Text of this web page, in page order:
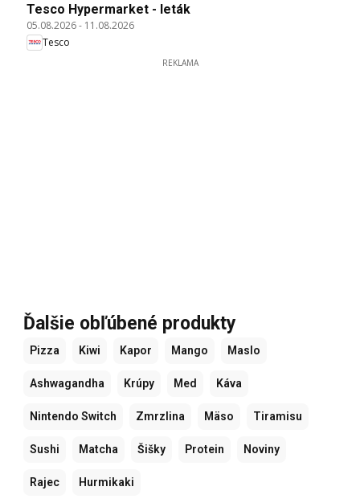
Tesco Hypermarket - leták
05.08.2026- 11.08.2026
Tesco
REKLAMA
Ďalšie obľúbené produkty
Pizza Kiwi Kapor Mango Maslo
Ashwagandha Krúpy Med Káva
Nintendo Switch Zmrzlina Mäso Tiramisu
Sushi Matcha Šišky Protein Noviny
Rajec Hurmikaki